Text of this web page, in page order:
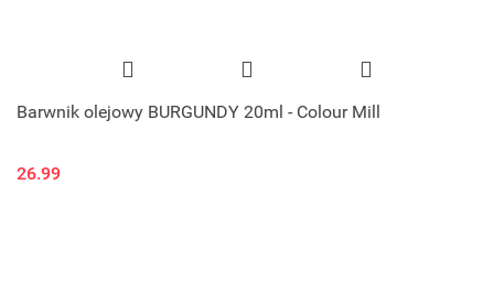
Barwnik olejowy BURGUNDY 20ml - Colour Mill
26.99